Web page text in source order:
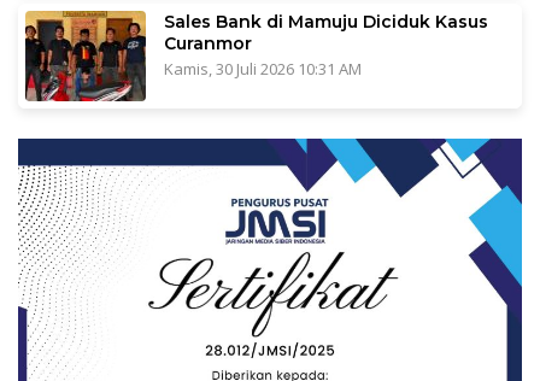
Sales Bank di Mamuju Diciduk Kasus
Curanmor
Kamis, 30 Juli 2026 10:31 AM